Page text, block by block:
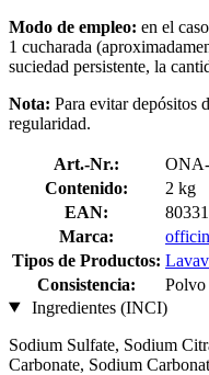
Modo de empleo: en el
1 cucharada
suciedad persistente, la
Nota: Para evitar depósitos
regularidad.
Art.-Nr.:
Contenido:
2 kg
EAN:
Marca:
Tipos de Productos:
Consistencia:
Polvo
Ingredientes (INCI)
Sodium Sulfate, Sodium
Carbonate, Sodium